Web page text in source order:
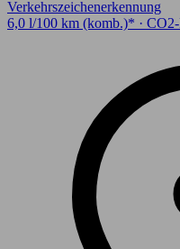
Verkehrszeichenerkennung
6,0 l/100 km (komb.)* ·